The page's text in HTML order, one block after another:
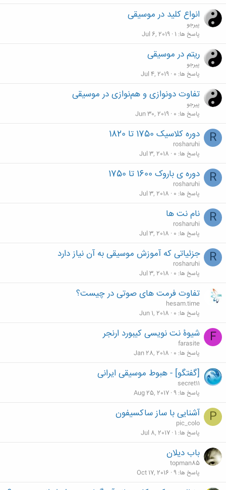
انواع کلید در موسیقی
پیرجو
پاسخ ها 1
Jul 6, 2019
ریتم در موسیقی
پیرجو
پاسخ ها 0
Jul 4, 2019
تفاوت دونوازی و هم‌نوازی در موسیقی
پیرجو
پاسخ ها 0
Jun 30, 2019
R دوره کلاسیک 1750 تا 1820
rosharuhi
پاسخ ها 0
Jul 3, 2018
R دوره ی باروک 1600 تا 1750
rosharuhi
پاسخ ها 0
Jul 3, 2018
R نام نت ها
rosharuhi
پاسخ ها 0
Jul 3, 2018
R جزئیاتی که آموزش موسیقی به آن نیاز دارد
rosharuhi
پاسخ ها 0
Jul 3, 2018
تفاوت فرمت های صوتی در چیست؟
hesam.time
پاسخ ها 0
Jun 1, 2018
F شیوۀ نت نویسی کیبورد ارنجر
farasite
پاسخ ها 0
Jan 28, 2018
[گفتگو] - هبوط موسیقی ایرانی
secret11
پاسخ ها 9
Aug 25, 2017
P آشنایی با ساز ساکسیفون
pic_colo
پاسخ ها 1
Jul 8, 2017
باب دیلان
topman85
پاسخ ها 9
Oct 17, 2016